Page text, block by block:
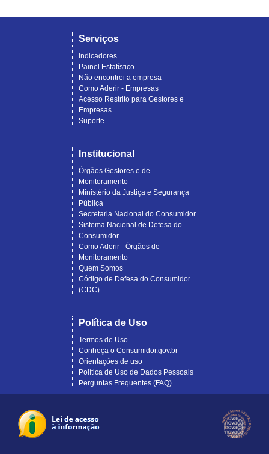
Serviços
Indicadores
Painel Estatístico
Não encontrei a empresa
Como Aderir - Empresas
Acesso Restrito para Gestores e
Empresas
Suporte
Institucional
Órgãos Gestores e de
Monitoramento
Ministério da Justiça e Segurança
Pública
Secretaria Nacional do Consumidor
Sistema Nacional de Defesa do
Consumidor
Como Aderir - Órgãos de
Monitoramento
Quem Somos
Código de Defesa do Consumidor
(CDC)
Política de Uso
Termos de Uso
Conheça o Consumidor.gov.br
Orientações de uso
Política de Uso de Dados Pessoais
Perguntas Frequentes (FAQ)